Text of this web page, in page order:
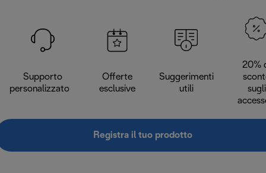
Supporto
personalizzato
Offerte
esclusive
Suggerimenti
utili
20%
sugli
Registra il tuo prodotto